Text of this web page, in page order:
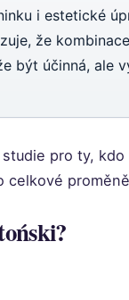
i estetické
že
být účinná, ale
pro ty, kdo
celkové